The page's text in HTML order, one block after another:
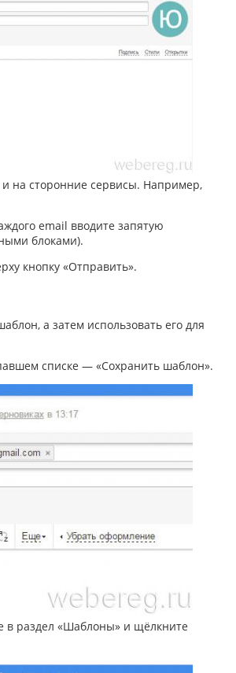
на сторонние сервисы. Например,
email вводите запятую
блоками).
кнопку «Отправить».
а затем использовать его для
списке — «Сохранить шаблон».
в раздел «Шаблоны» и щёлкните